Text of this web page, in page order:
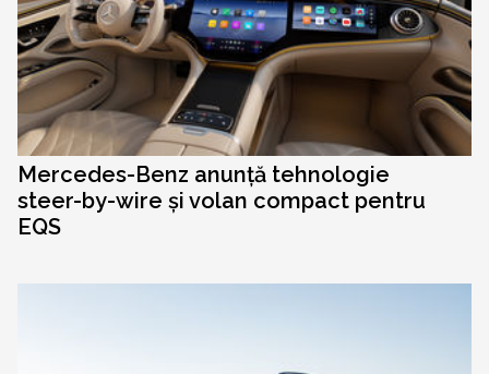
Mercedes-Benz anunță tehnologie
steer-by-wire și volan compact pentru
EQS